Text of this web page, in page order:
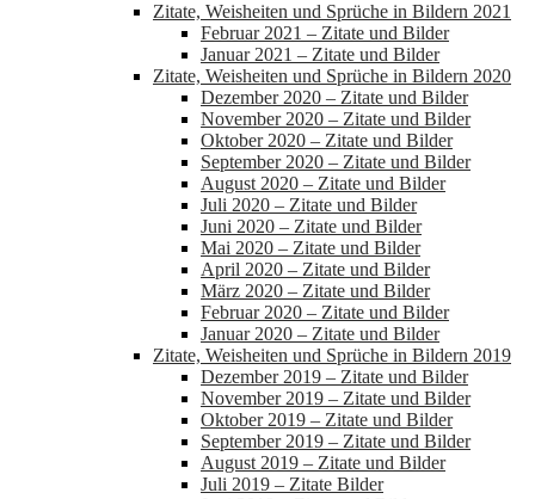
Zitate, Weisheiten und Sprüche in Bildern 2021
Februar 2021 – Zitate und Bilder
Januar 2021 – Zitate und Bilder
Zitate, Weisheiten und Sprüche in Bildern 2020
Dezember 2020 – Zitate und Bilder
November 2020 – Zitate und Bilder
Oktober 2020 – Zitate und Bilder
September 2020 – Zitate und Bilder
August 2020 – Zitate und Bilder
Juli 2020 – Zitate und Bilder
Juni 2020 – Zitate und Bilder
Mai 2020 – Zitate und Bilder
April 2020 – Zitate und Bilder
März 2020 – Zitate und Bilder
Februar 2020 – Zitate und Bilder
Januar 2020 – Zitate und Bilder
Zitate, Weisheiten und Sprüche in Bildern 2019
Dezember 2019 – Zitate und Bilder
November 2019 – Zitate und Bilder
Oktober 2019 – Zitate und Bilder
September 2019 – Zitate und Bilder
August 2019 – Zitate und Bilder
Juli 2019 – Zitate Bilder